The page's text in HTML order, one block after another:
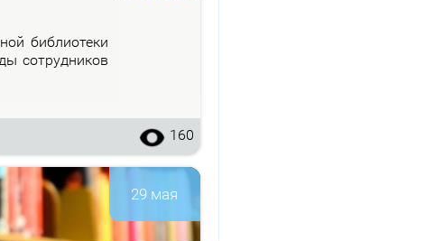
биб­лио­те­ки
со­труд­ни­ков
160
29 мая